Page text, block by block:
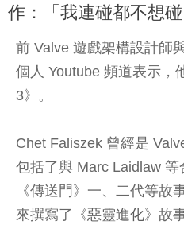
作：「我連碰都不想碰
前 Valve 遊戲架構設計師
個人 Youtube 頻道表示，
3》。
Chet Faliszek 曾經是
包括了與 Marc Laidlaw 等
《傳送門》一、二代等故
來撰寫了《惡靈進化》故